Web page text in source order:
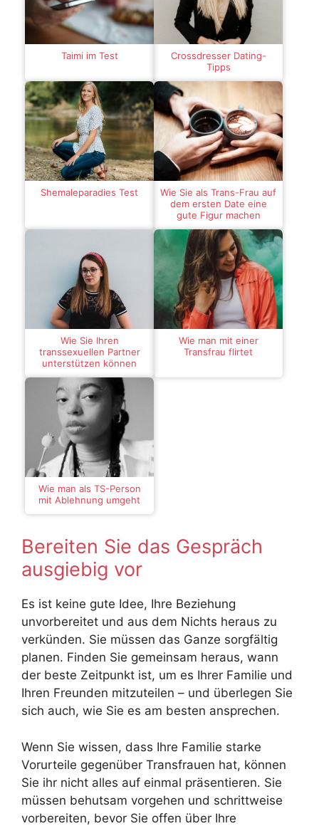
Taimi im Test
Crossdresser Dating-
Tipps
Shemaleparadies Test
Wie Sie als Trans-Frau auf
dem ersten Date eine
gute Figur machen
Wie Sie Ihren
transsexuellen Partner
unterstützen können
Wie man mit einer
Transfrau flirtet
Wie man als TS-Person
mit Ablehnung umgeht
Bereiten Sie das Gespräch
ausgiebig vor
Es ist keine gute Idee, Ihre Beziehung
unvorbereitet und aus dem Nichts heraus zu
verkünden. Sie müssen das Ganze sorgfältig
planen. Finden Sie gemeinsam heraus, wann
der beste Zeitpunkt ist, um es Ihrer Familie und
Ihren Freunden mitzuteilen – und überlegen Sie
sich auch, wie Sie es am besten ansprechen.
Wenn Sie wissen, dass Ihre Familie starke
Vorurteile gegenüber Transfrauen hat, können
Sie ihr nicht alles auf einmal präsentieren. Sie
müssen behutsam vorgehen und schrittweise
vorbereiten, bevor Sie offen über Ihre